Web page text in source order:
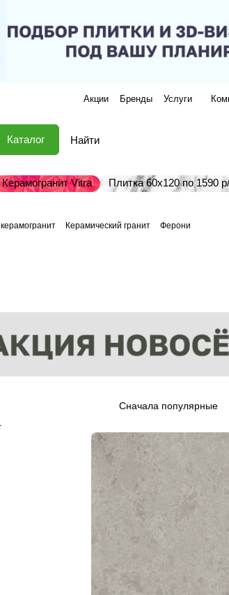
Акции Бренды Услуги
Каталог
Керамогранит Vitra Плитка 60х120 по 1590
Керамический гранит Ферони
Сначала популярные